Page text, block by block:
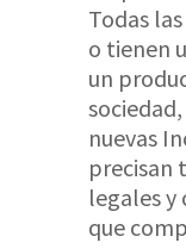
Todas
o tienen
un
nuevas
precisan
legales y
que